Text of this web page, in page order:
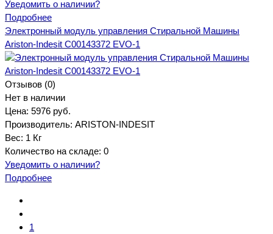
Уведомить о наличии?
Подробнее
Электронный модуль управления Стиральной Машины
Ariston-Indesit C00143372 EVO-1
Отзывов (0)
Нет в наличии
Цена: 5976 руб.
Производитель: ARISTON-INDESIT
Вес: 1 Кг
Количество на складе: 0
Уведомить о наличии?
Подробнее
1